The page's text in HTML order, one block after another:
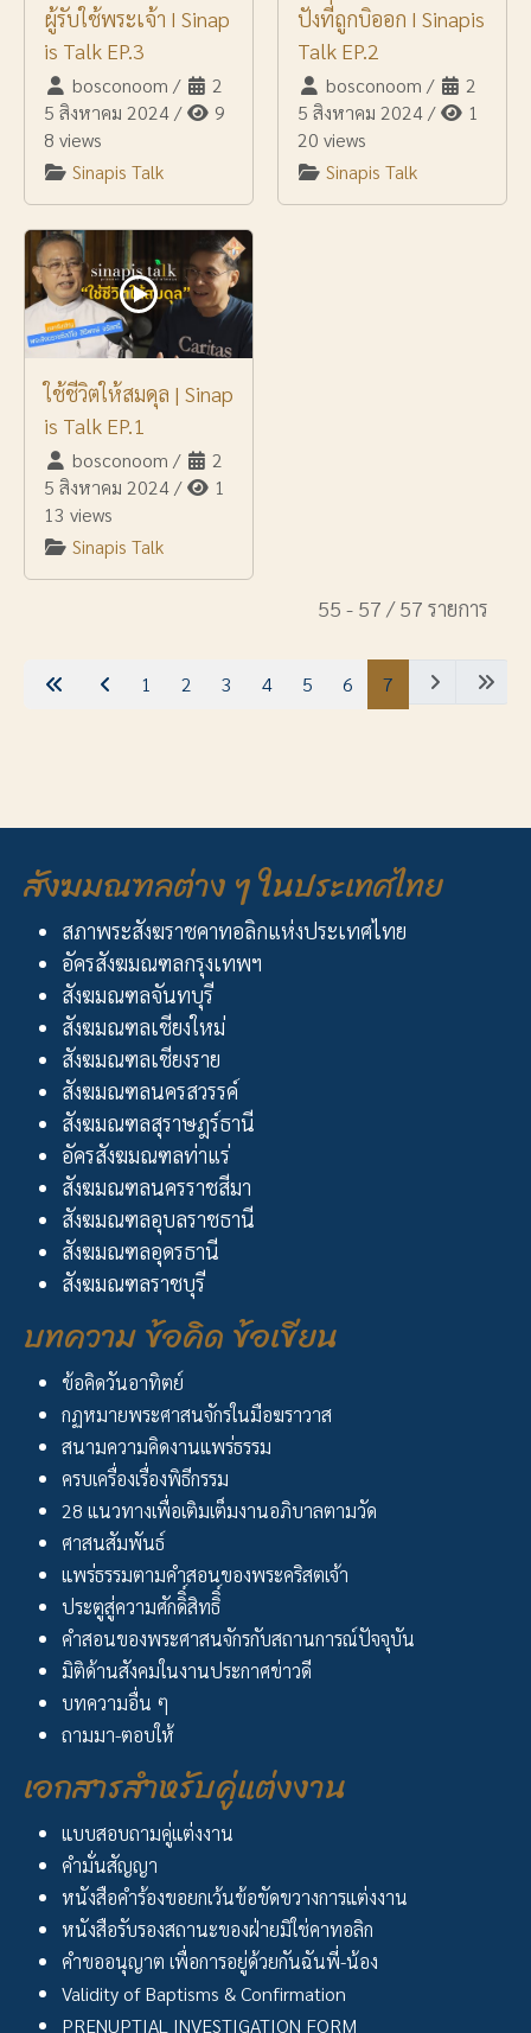
ผู้รับใช้พระเจ้า I Sinap
is Talk EP.3
bosconoom /
2
5 สิงหาคม 2024/
9
8 views
Sinapis Talk
ปังที่ถูกบิออก I Sinapis
Talk EP.2
bosconoom /
2
5 สิงหาคม 2024/
1
20 views
Sinapis Talk
ใช้ชีวิตให้สมดุล | Sinap
is Talk EP.1
bosconoom /
2
5 สิงหาคม 2024/
1
13 views
Sinapis Talk
55 - 57 / 57 รายการ
1 2 3 4 5 6 7
สังฆมณฑลต่าง ๆ ในประเทศไทย
สภาพระสังฆราชคาทอลิกแห่งประเทศไทย
อัครสังฆมณฑลกรุงเทพฯ
สังฆมณฑลจันทบุรี
สังฆมณฑลเชียงใหม่
สังฆมณฑลเชียงราย
สังฆมณฑลนครสวรรค์
สังฆมณฑลสุราษฎร์ธานี
อัครสังฆมณฑลท่าแร่
สังฆมณฑลนครราชสีมา
สังฆมณฑลอุบลราชธานี
สังฆมณฑลอุดรธานี
สังฆมณฑลราชบุรี
บทความ ข้อคิด ข้อเขียน
ข้อคิดวันอาทิตย์
กฏหมายพระศาสนจักรในมือฆราวาส
สนามความคิดงานแพร่ธรรม
ครบเครื่องเรื่องพิธีกรรม
28 แนวทางเพื่อเติมเต็มงานอภิบาลตามวัด
ศาสนสัมพันธ์
แพร่ธรรมตามคำสอนของพระคริสตเจ้า
ประตูสู่ความศักดิิ์สิทธิิ์
คำสอนของพระศาสนจักรกับสถานการณ์ปัจจุบัน
มิติด้านสังคมในงานประกาศข่าวดี
บทความอื่น ๆ
ถามมา-ตอบให้
เอกสารสำหรับคู่แต่งงาน
แบบสอบถามคู่แต่งงาน
คำมั่นสัญญา
หนังสือคำร้องขอยกเว้นข้อขัดขวางการแต่งงาน
หนังสือรับรองสถานะของฝ่ายมิใช่คาทอลิก
คำขออนุญาต เพื่อการอยู่ด้วยกันฉันพี่-น้อง
Validity of Baptisms & Confirmation
PRENUPTIAL INVESTIGATION FORM